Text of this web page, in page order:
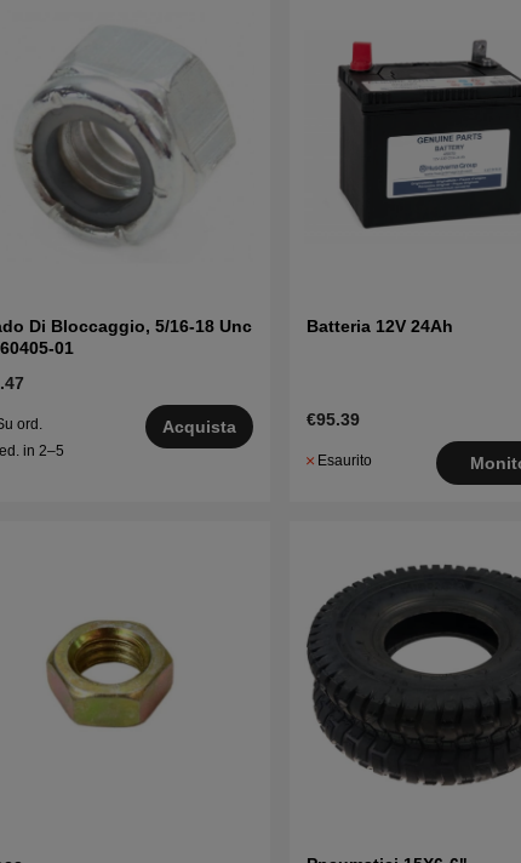
Di Bloccaggio, 5/16-18 Unc
01
ord.
in 2–5
Acquista
Batteria 12V 24Ah
€95.39
Esaurito